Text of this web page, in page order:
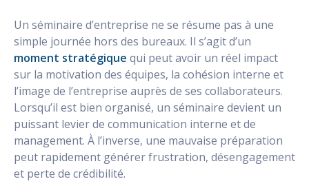
Un séminaire d’entreprise ne se résume pas à une
simple journée hors des bureaux. Il s’agit d’un
moment stratégique qui peut avoir un réel impact
sur la motivation des équipes, la cohésion interne et
l’image de l’entreprise auprès de ses collaborateurs.
Lorsqu’il est bien organisé, un séminaire devient un
puissant levier de communication interne et de
management. À l’inverse, une mauvaise préparation
peut rapidement générer frustration, désengagement
et perte de crédibilité.